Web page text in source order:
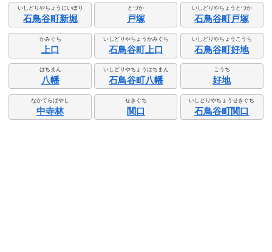
いしどりやちょうにいぼり
石鳥谷町新堀
とづか
戸塚
いしどりやちょうとづか
石鳥谷町戸塚
かみぐち
上口
いしどりやちょうかみぐち
石鳥谷町上口
いしどりやちょうこうち
石鳥谷町好地
はちまん
八幡
いしどりやちょうはちまん
石鳥谷町八幡
こうち
好地
なかてらばやし
中寺林
せきぐち
関口
いしどりやちょうせきぐち
石鳥谷町関口